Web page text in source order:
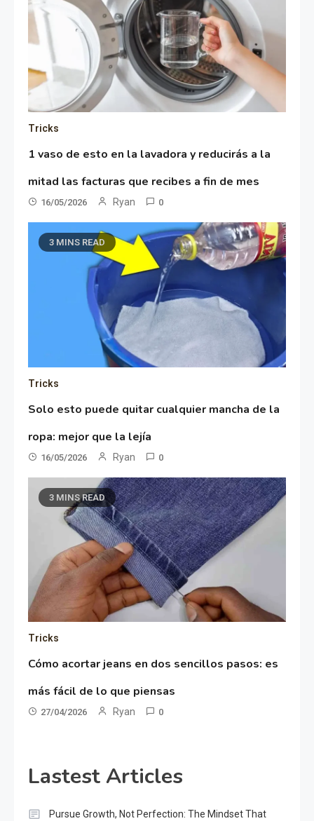
Tricks
1 vaso de esto en la lavadora y reducirás a la
mitad las facturas que recibes a fin de mes
16/05/2026 Ryan 0
3 MINS READ
Tricks
Solo esto puede quitar cualquier mancha de la
ropa: mejor que la lejía
16/05/2026 Ryan 0
3 MINS READ
Tricks
Cómo acortar jeans en dos sencillos pasos: es
más fácil de lo que piensas
27/04/2026 Ryan 0
Lastest Articles
Pursue Growth, Not Perfection: The Mindset That